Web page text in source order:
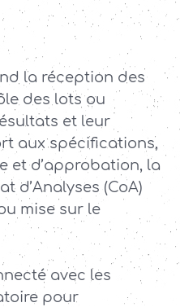
la réception des
des lots ou
et leur
aux spécifications,
et d’approbation, la
d’Analyses (CoA)
mise sur le
avec les
pour